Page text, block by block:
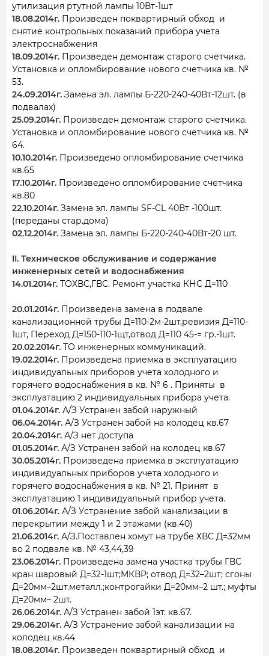
утилизация ртутной лампы 10Вт-1шт
18.08.2014г. Произведен поквартирный обход и
снятие контрольных показаний прибора учета
электроснабжения
18.09.2014г. Произведен демонтаж старого счетчика.
Установка и опломбирование нового счетчика кв. №
53.
24.09.2014г. Замена эл. лампы Б-220-240-40Вт-12шт. (в
подвалах)
25.09.2014г. Произведен демонтаж старого счетчика.
Установка и опломбирование нового счетчика кв. №
64.
10.10.2014г. Произведено опломбирование счетчика
кв.65
17.10.2014г. Произведено опломбирование счетчика
кв.80
22.10.2014г. Замена эл. лампы SF-CL 40Вт -100шт.
(переданы стар.дома)
02.12.2014г. Замена эл. лампы Б-220-240-40Вт-20 шт.
II. Техническое обслуживание и содержание
инженерных сетей и водоснабжения
14.01.2014г. ТОХВС,ГВС. Ремонт участка КНС Д=110
20.01.2014г. Произведена замена в подвале
канализационной трубы Д=110-2м-2шт,ревизия Д=110-
1шт, Переход Д=150-110-1щт,отвод Д=110 45-= гр.-1шт.
20.02.2014г. ТО инженерных коммуникаций.
19.02.2014г. Произведена приемка в эксплуатацию
индивидуальных приборов учета холодного и
горячего водоснабжения в кв. № 6 . Приняты в
эксплуатацию 2 индивидуальных прибора учета.
01.04.2014г. А/З Устранен забой наружный
06.04.2014г. А/З Устранен забой на колодец кв.67
20.04.2014г. А/З нет доступа
01.05.2014г. А/З Устранен забой на колодец кв.67
30.05.2014г. Произведена приемка в эксплуатацию
индивидуальных приборов учета холодного и
горячего водоснабжения в кв. № 21. Принят в
эксплуатацию 1 индивидуальный прибор учета.
01.06.2014г. А/З Устранение забой канализации в
перекрытии между 1 и 2 этажами (кв.40)
21.06.2014г. А/З.Поставлен хомут на трубе ХВС Д=32мм
во 2 подвале кв. № 43,44,39
23.06.2014г. Произведена замена участка трубы ГВС
кран шаровый Д=32-1шт;МКВР; отвод Д=32–2шт; сгоны
Д=20мм–2шт.металл.;контрогайки Д=20мм–2 шт.; муфты
Д=20мм– 2шт.
26.06.2014г. А/З Устранен забой 1эт. кв.67.
29.06.2014г. А/З Устранение забой канализации на
колодец кв.44
18.08.2014г. Произведен поквартирный обход и